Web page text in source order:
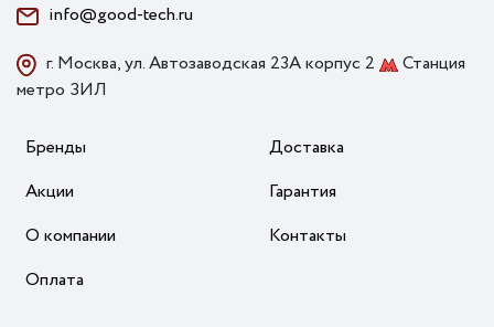
info@good-tech.ru
г. Москва, ул. Автозаводская 23А корпус 2
Станция
метро ЗИЛ
Бренды
Акции
О компании
Оплата
Доставка
Гарантия
Контакты